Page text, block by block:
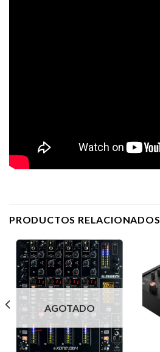
PRODUCTOS RELACIONADOS
AGOTADO